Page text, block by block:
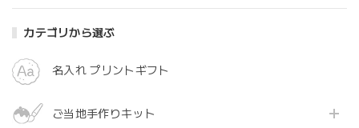
カテゴリから選ぶ
名入れ プリントギフト
ご当地手作りキット